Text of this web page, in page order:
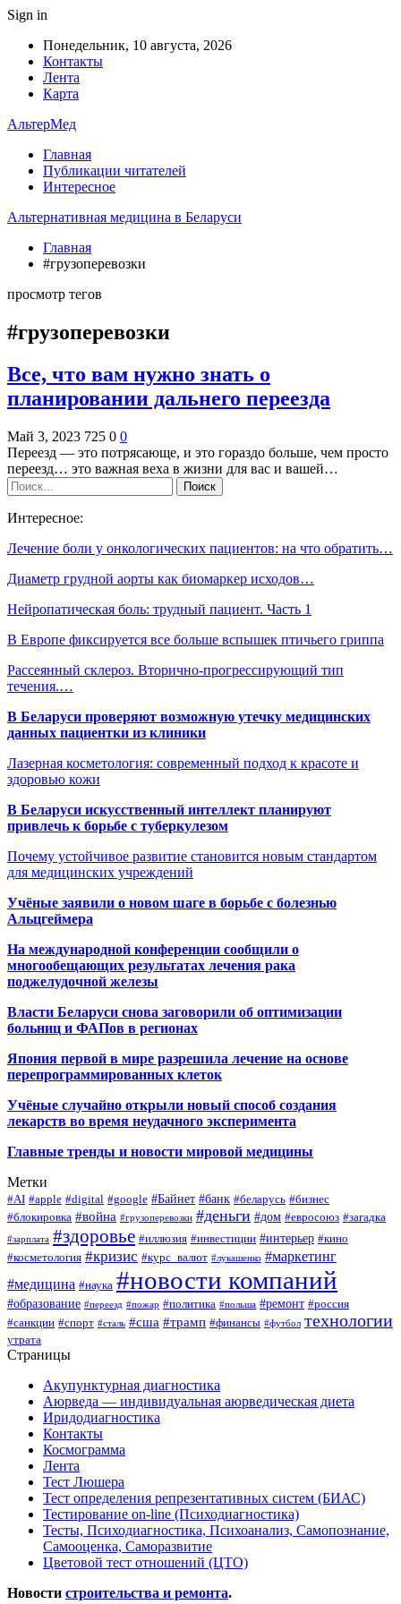
Sign in
Понедельник, 10 августа, 2026
Контакты
Лента
Карта
АльтерМед
Главная
Публикации читателей
Интересное
Альтернативная медицина в Беларуси
Главная
#грузоперевозки
просмотр тегов
#грузоперевозки
Все, что вам нужно знать о
планировании дальнего переезда
Май 3, 2023 725 0 0
Переезд — это потрясающе, и это гораздо больше, чем просто
переезд… это важная веха в жизни для вас и вашей…
Интересное:
Лечение боли у онкологических пациентов: на что обратить…
Диаметр грудной аорты как биомаркер исходов…
Нейропатическая боль: трудный пациент. Часть 1
В Европе фиксируется все больше вспышек птичьего гриппа
Рассеянный склероз. Вторично-прогрессирующий тип
течения.…
В Беларуси проверяют возможную утечку медицинских
данных пациентки из клиники
Лазерная косметология: современный подход к красоте и
здоровью кожи
В Беларуси искусственный интеллект планируют
привлечь к борьбе с туберкулезом
Почему устойчивое развитие становится новым стандартом
для медицинских учреждений
Учёные заявили о новом шаге в борьбе с болезнью
Альцгеймера
На международной конференции сообщили о
многообещающих результатах лечения рака
поджелудочной железы
Власти Беларуси снова заговорили об оптимизации
больниц и ФАПов в регионах
Япония первой в мире разрешила лечение на основе
перепрограммированных клеток
Учёные случайно открыли новый способ создания
лекарств во время неудачного эксперимента
Главные тренды и новости мировой медицины
Метки
#AI #apple #digital #google #Байнет #банк #беларусь #бизнес
#блокировка #война #грузоперевозки #деньги #дом #евросоюз #загадка
#зарплата #здоровье #иллюзия #инвестиции #интерьер #кино
#косметология #кризис #курс_валют #лукашенко #маркетинг
#медицина #наука #новости компаний
#образование #переезд #пожар #политика #польша #ремонт #россия
#санкции #спорт #сталь #сша #трамп #финансы #футбол технологии
утрата
Страницы
Акупунктурная диагностика
Аюрведа — индивидуальная аюрведическая диета
Иридодиагностика
Контакты
Космограмма
Лента
Тест Люшера
Тест определения репрезентативных систем (БИАС)
Тестирование on-line (Психодиагностика)
Тесты, Психодиагностика, Психоанализ, Самопознание,
Самооценка, Саморазвитие
Цветовой тест отношений (ЦТО)
Новости строительства и ремонта.